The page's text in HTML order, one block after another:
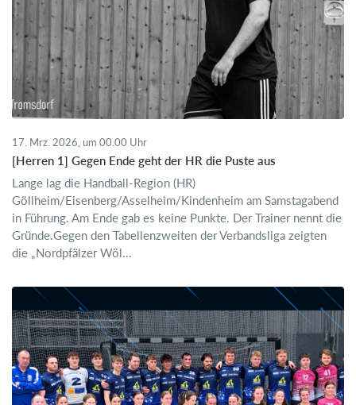
17. Mrz. 2026, um 00.00 Uhr
[Herren 1] Gegen Ende geht der HR die Puste aus
Lange lag die Handball-Region (HR)
Göllheim/Eisenberg/Asselheim/Kindenheim am Samstagabend
in Führung. Am Ende gab es keine Punkte. Der Trainer nennt die
Gründe.Gegen den Tabellenzweiten der Verbandsliga zeigten
die „Nordpfälzer Wöl...